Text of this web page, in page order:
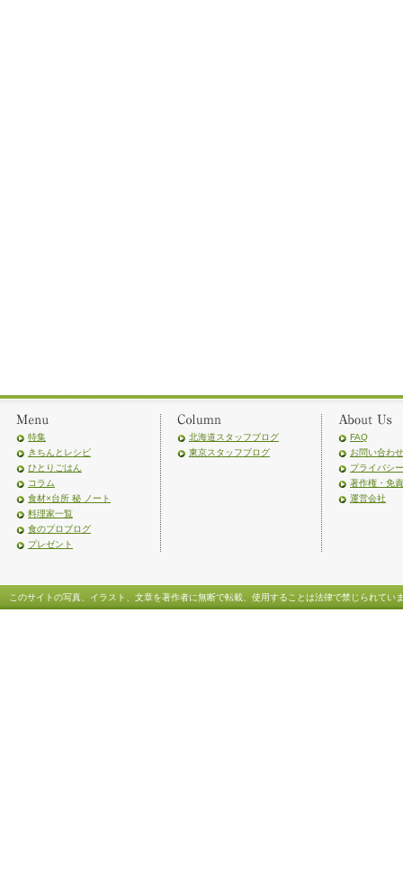
特集
きちんとレシピ
ひとりごはん
コラム
食材×台所 秘 ノート
料理家一覧
食のプロブログ
プレゼント
北海道スタッフブログ
東京スタッフブログ
FAQ
お問い合わせ
プライバシ
著作権・免
運営会社
このサイトの写真、イラスト、文章を著作者に無断で転載、使用することは法律で禁じられてい